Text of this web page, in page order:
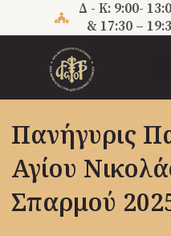
Δ - Κ: 9:00-
& 17:30 –
Πανήγυρις
Αγίου
Σπαρμού